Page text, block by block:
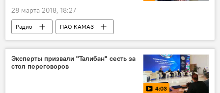
Зимняя вишня
28 марта 2018, 18:27
Радио ПАО КАМАЗ
Эксперты призвали "Талибан" сесть за
стол переговоров
4:03